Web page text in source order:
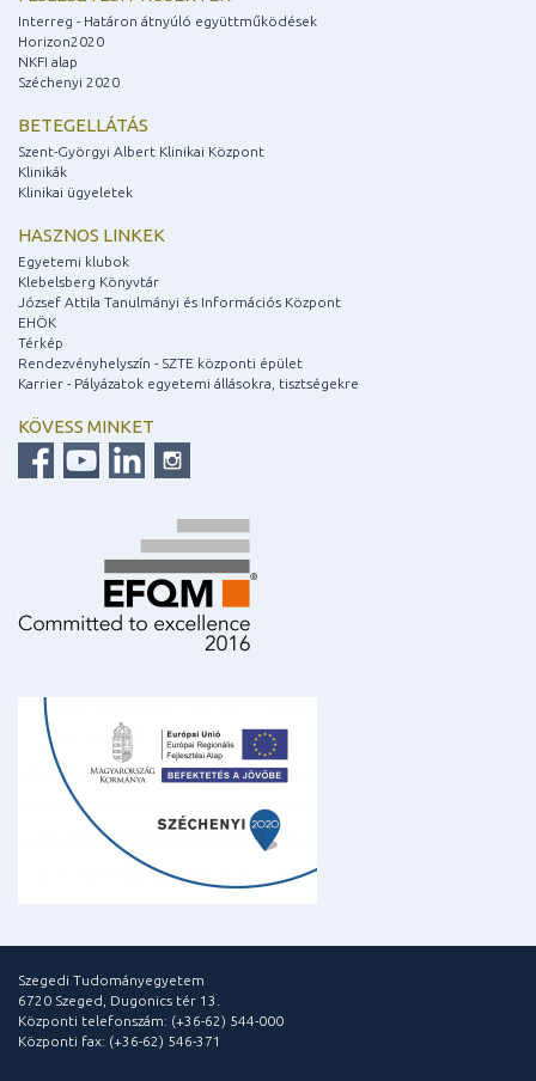
Interreg - Határon átnyúló együttműködések
Horizon2020
NKFI alap
Széchenyi 2020
BETEGELLÁTÁS
Szent-Györgyi Albert Klinikai Központ
Klinikák
Klinikai ügyeletek
HASZNOS LINKEK
Egyetemi klubok
Klebelsberg Könyvtár
József Attila Tanulmányi és Információs Központ
EHÖK
Térkép
Rendezvényhelyszín - SZTE központi épület
Karrier - Pályázatok egyetemi állásokra, tisztségekre
KÖVESS MINKET
Szegedi Tudományegyetem
6720 Szeged, Dugonics tér 13.
Központi telefonszám: (+36-62) 544-000
Központi fax: (+36-62) 546-371